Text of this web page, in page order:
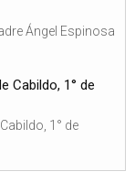
Ángel Espinosa
Cabildo, 1° de
1° de